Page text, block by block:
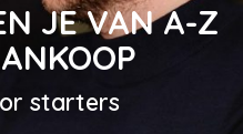
JE VAN A-Z
starters